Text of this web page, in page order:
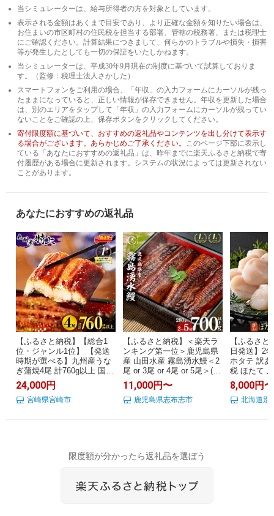
当シミュレーターは、給与所得者の方を対象としています。
表示される金額はあくまで目安であり、より正確な金額を知りたい場合は、
お住まいの市区町村の住民税を担当する部署、管轄の税務署、または税理士
にご確認ください。計算結果につきまして、何らかのトラブルや損失・損害
等が発生したとしても一切の保証をいたしかねます。
当シミュレーターは、平成30年9月現在の制度に基づいて試算しておりま
す。（監修：税理士法人さかした）
スマートフォンをご利用の場合、「年収」の入力フォームにカーソルが残っ
たままになっていると、正しい情報が保存できません。年収を更新した場合
は、別のエリアをタップして「年収」の入力フォームにカーソルが残ってい
ないことをご確認の上、保存ボタンをクリックしてください。
寄付限度額に基づいて、おすすめの返礼品やコンテンツを出し分けて表示す
る場合がございます。あらかじめご了承ください。 このページ下部に表示し
ている「あなたにおすすめの返礼品」は、昨年までに楽天ふるさと納税で寄
付履歴がある場合に更新されます。システムの状況によっては更新されない
ことがあります。
あなたにおすすめの返礼品
【ふるさと納税】【総合1
位・ジャンル1位】 【発送
時期が選べる】九州産うな
ぎ蒲焼4尾 計760g以上 国産
うなぎ 蒲焼き 4尾 鰻蒲焼き
国産うなぎ 特上うなぎ 小
分け パック 化粧箱入り お
24,000円
宮崎県宮崎市
【ふるさと納税】＜楽天ラ
ンキング第一位＞鹿児島県
産 山田水産 霧島湧水鰻＜2
尾 or 3尾 or 4尾 or 5尾＞(1
尾140g) うなぎ 鰻 ウナギ 2
尾 3尾 4尾 5尾 国産 蒲焼 か
ばやき 冷凍 惣菜 うな重 人
11,000円〜
鹿児島県志布志市
【ふるさ
日発送】2
ホタテ 訳
税 ほたて
あり 帆立
り ホタテ
い 刺身 規
8,000円〜
北海道別
限度額が分かったら返礼品を選ぼう